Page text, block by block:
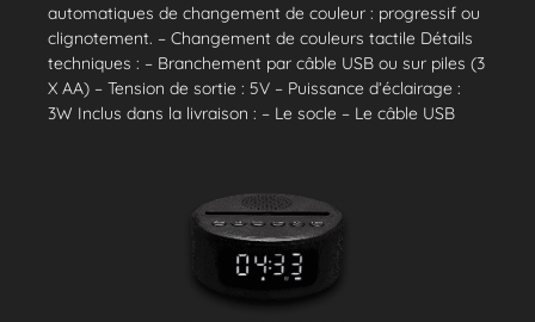
automatiques de changement de couleur : progressif ou
clignotement. – Changement de couleurs tactile Détails
techniques : – Branchement par câble USB ou sur piles (3
X AA) – Tension de sortie : 5V – Puissance d’éclairage :
3W Inclus dans la livraison : – Le socle – Le câble USB